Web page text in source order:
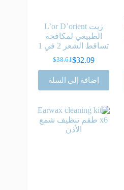
زيت L’or D’orient
الطبيعي لمكافحة
تساقط الشعر 2 في 1
$38.61
السعر
هو:
$38.61.
$32.09 السعر
هو:
$32.09.
إضافة إلى السلة